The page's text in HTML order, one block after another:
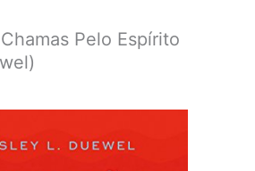
Pelo Espírito